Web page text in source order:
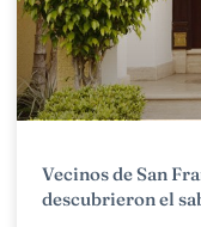
Vecinos de San
descubrieron el